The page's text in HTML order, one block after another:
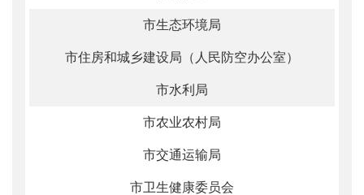
市生态环境局
市住房和城乡建设局（人民防空办公室）
市水利局
市农业农村局
市交通运输局
市卫生健康委员会